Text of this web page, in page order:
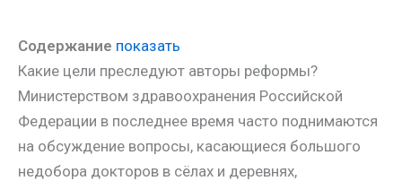
Содержание показать
Какие цели преследуют авторы реформы?
Министерством здравоохранения Российской
Федерации в последнее время часто поднимаются
на обсуждение вопросы, касающиеся большого
недобора докторов в сёлах и деревнях,